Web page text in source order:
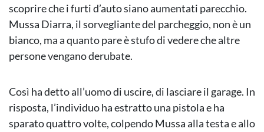
scoprire che i furti d’auto siano aumentati parecchio.
Mussa Diarra, il sorvegliante del parcheggio, non è un
bianco, ma a quanto pare è stufo di vedere che altre
persone vengano derubate.
Così ha detto all’uomo di uscire, di lasciare il garage. In
risposta, l’individuo ha estratto una pistola e ha
sparato quattro volte, colpendo Mussa alla testa e allo